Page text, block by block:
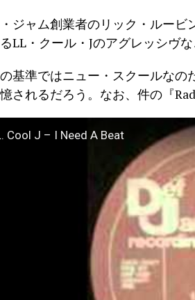
ジャム創業者のリック・ルー
LL・クール・Jのアグレッシヴな
基準ではニュー・スクールなの
されるだろう。なお、件の『
Cool J – I Need A Beat